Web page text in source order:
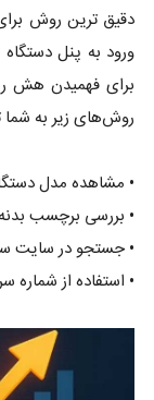
دقیق ترین روش
ورود به پنل
برای فهمیدن هش
روش‌های زیر به
• مشاهده مدل
• بررسی برچسب بدنه
• جستجو در سایت
• استفاده از شماره